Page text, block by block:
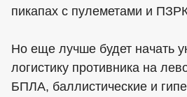
пикапах с пулеметами и
Но еще лучше будет начать
логистику противника на
БПЛА, баллистические и